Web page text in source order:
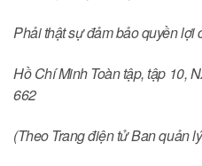
Phải thật sự đảm bảo quyền lợi
Hồ Chí Minh Toàn tập, tập 10,
662
(Theo Trang điện tử Ban quản